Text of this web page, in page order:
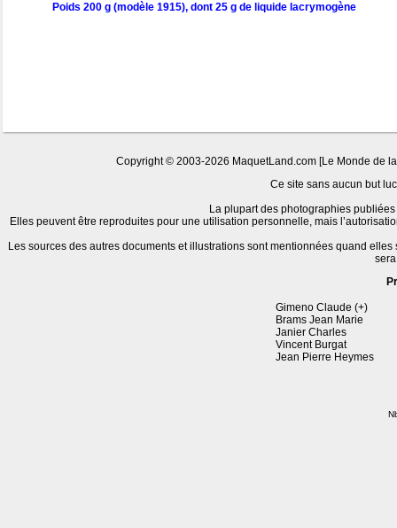
Poids 200 g (modèle 1915), dont 25 g de liquide lacrymogène
Copyright © 2003-2026 MaquetLand.com [Le Monde de
Ce site sans aucun but
La plupart des photographies
Elles peuvent être reproduites pour une utilisation personnelle, mais
Les sources des autres documents et illustrations sont mentionnées quand
Gimeno Claude (+)
Brams Jean Marie
Janier Charles
Vincent Burgat
Jean Pierre Heymes